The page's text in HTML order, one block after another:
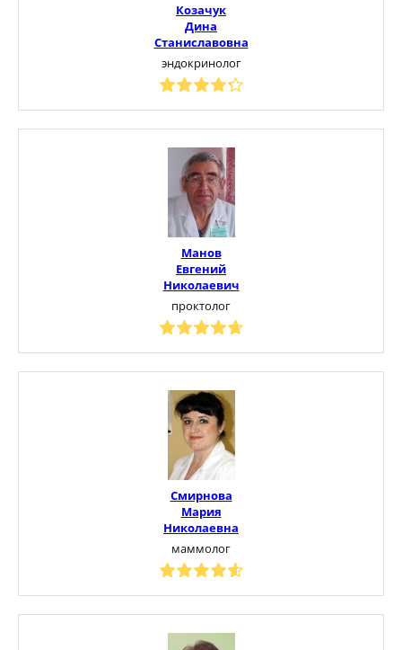
Козачук
Дина
Станиславовна
эндокринолог
Манов
Евгений
Николаевич
проктолог
Смирнова
Мария
Николаевна
маммолог